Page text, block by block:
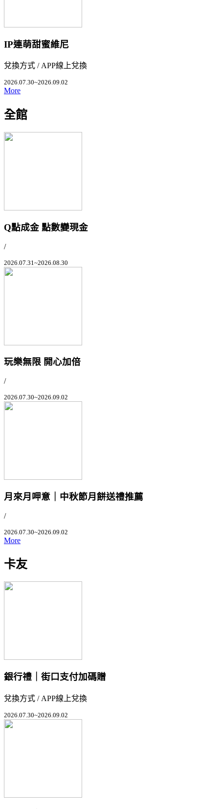
IP連萌甜蜜維尼
兌換方式 / APP線上兌換
2026.07.30~2026.09.02
More
全館
Q點成金 點數變現金
/
2026.07.31~2026.08.30
玩樂無限 開心加倍
/
2026.07.30~2026.09.02
月來月呷意｜中秋節月餅送禮推薦
/
2026.07.30~2026.09.02
More
卡友
銀行禮｜街口支付加碼贈
兌換方式 / APP線上兌換
2026.07.30~2026.09.02